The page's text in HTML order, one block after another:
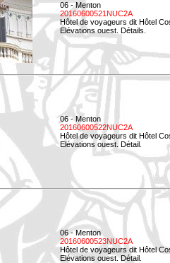
06 - Menton
20160600521NUC2A
Hôtel de voyageurs dit Hôtel
Elévations ouest. Détails.
06 - Menton
20160600522NUC2A
Hôtel de voyageurs dit Hôtel
Elévations ouest. Détail.
06 - Menton
20160600523NUC2A
Hôtel de voyageurs dit Hôtel
Elévations ouest. Détail.